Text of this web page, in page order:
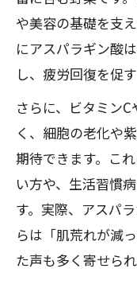
アスパラ
は
アスパラ
持
毎日の食
する方法
アスパラ
夫
アスパラ
ント
や美容の基礎を支
にアスパラギン酸
し、疲労回復を促
さらに、ビタミン
く、細胞の老化や
期待できます。こ
い方や、生活習慣
す。実際、アスパ
らは「肌荒れが減
た声も多く寄せられ